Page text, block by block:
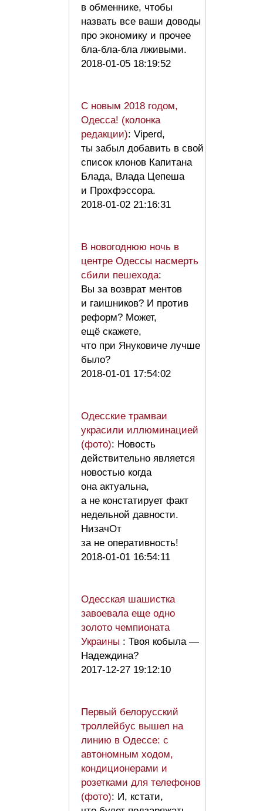
в обменнике, чтобы
назвать все ваши доводы
про экономику и прочее
бла-бла-бла лживыми.
2018-01-05 18:19:52
С новым 2018 годом,
Одесса! (колонка
редакции): Viperd,
ты забыл добавить в cвой
список клонов Капитана
Блада, Влада Цепеша
и Прохфэссора.
2018-01-02 21:16:31
В новогоднюю ночь в
центре Одессы насмерть
сбили пешехода:
Вы за возврат ментов
и гаишников? И против
реформ? Может,
ещё скажете,
что при Януковиче лучше
было?
2018-01-01 17:54:02
Одесские трамваи
украсили иллюминацией
(фото): Новость
действительно является
новостью когда
она актуальна,
а не констатирует факт
недельной давности.
НизачОт
за не оперативность!
2018-01-01 16:54:11
Одесская шашистка
завоевала еще одно
золото чемпионата
Украины : Твоя кобыла —
Надеждина?
2017-12-27 19:12:10
Первый белорусский
троллейбус вышел на
линию в Одессе: с
автономным ходом,
кондиционерами и
розетками для телефонов
(фото): И, кстати,